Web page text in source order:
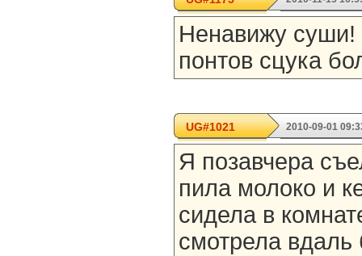
Ненавижу суши!
понтов сцука
UG#1021 2010-09-01
Я позавчера
пила молоко и
сидела в
смотрела